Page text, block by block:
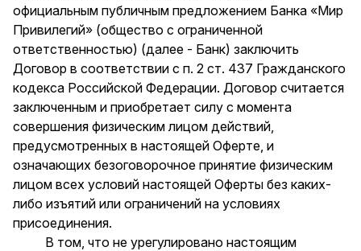
официальным публичным предложением Банка «Мир
Привилегий» (общество с ограниченной
ответственностью) (далее - Банк) заключить
Договор в соответствии с п. 2 ст. 437 Гражданского
кодекса Российской Федерации. Договор считается
заключенным и приобретает силу с момента
совершения физическим лицом действий,
предусмотренных в настоящей Оферте, и
означающих безоговорочное принятие физическим
лицом всех условий настоящей Оферты без каких-
либо изъятий или ограничений на условиях
присоединения.
В том, что не урегулировано настоящим